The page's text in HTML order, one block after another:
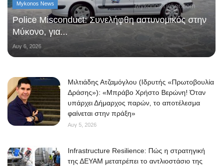
Mykonos News
Police Misconduct: Συνελήφθη αστυνομικός στην
Μύκονο, για...
Αυγ 6, 2026
Μιλτιάδης Ατζαμόγλου (Ιδρυτής «Πρωτοβουλία
Δράσης»): «Μπράβο Χρήστο Βερώνη! Όταν
υπάρχει Δήμαρχος παρών, το αποτέλεσμα
φαίνεται στην πράξη»
Αυγ 5, 2026
Infrastructure Resilience: Πώς η στρατηγική
της ΔΕΥΑΜ μετατρέπει το αντλιοστάσιο της